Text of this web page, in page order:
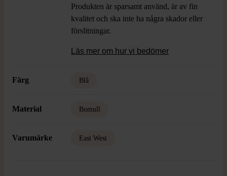
Produkten är sparsamt använd, är av fin
kvalitet och ska inte ha några skador eller
förslitningar.
Läs mer om hur vi bedömer
Färg Blå
Material Bomull
Varumärke East West